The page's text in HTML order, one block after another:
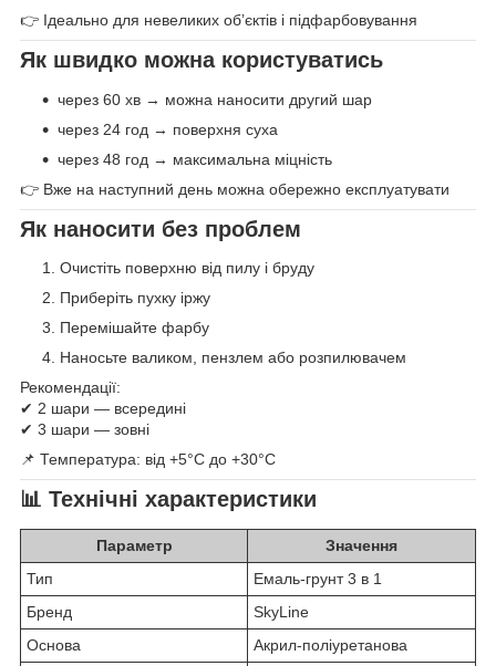
👉 Ідеально для невеликих об’єктів і підфарбовування
Як швидко можна користуватись
через 60 хв → можна наносити другий шар
через 24 год → поверхня суха
через 48 год → максимальна міцність
👉 Вже на наступний день можна обережно експлуатувати
Як наносити без проблем
Очистіть поверхню від пилу і бруду
Приберіть пухку іржу
Перемішайте фарбу
Наносьте валиком, пензлем або розпилювачем
Рекомендації:
✔ 2 шари — всередині
✔ 3 шари — зовні
📌 Температура: від +5°C до +30°C
📊 Технічні характеристики
Параметр
Значення
Тип
Емаль-грунт 3 в 1
Бренд
SkyLine
Основа
Акрил-поліуретанова